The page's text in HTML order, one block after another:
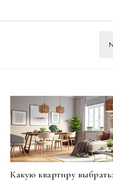
Какую квартиру выбрать: